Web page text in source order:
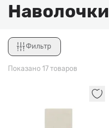
Наволочки
Фильтр
Закрыть
Показано 17 товаров